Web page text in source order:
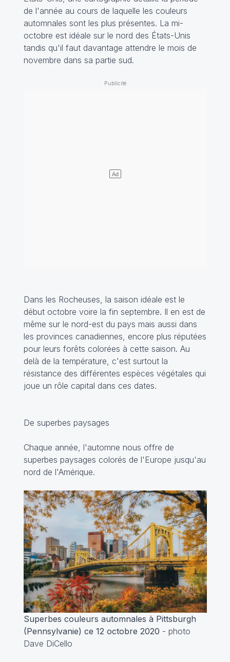
de l'année au cours de laquelle les couleurs
automnales sont les plus présentes. La mi-
octobre est idéale sur le nord des États-Unis
tandis qu'il faut davantage attendre le mois de
novembre dans sa partie sud.
Dans les Rocheuses, la saison idéale est le
début octobre voire la fin septembre. Il en est de
même sur le nord-est du pays mais aussi dans
les provinces canadiennes, encore plus réputées
pour leurs forêts colorées à cette saison. Au
delà de la température, c'est surtout la
résistance des différentes espèces végétales qui
joue un rôle capital dans ces dates.
De superbes paysages
Chaque année, l'automne nous offre de
superbes paysages colorés de l'Europe jusqu'au
nord de l'Amérique.
Superbes couleurs automnales à Pittsburgh
(Pennsylvanie) ce 12 octobre 2020 - photo
Dave DiCello